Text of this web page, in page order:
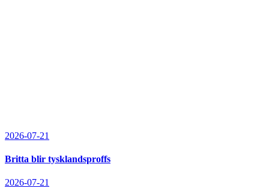
2026-07-21
Britta blir tysklandsproffs
2026-07-21